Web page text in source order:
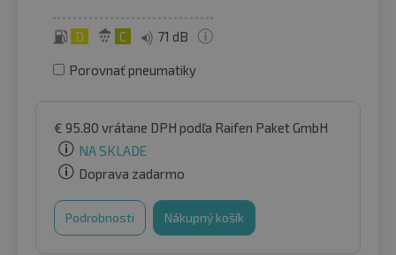
D C 71 dB
Porovnať pneumatiky
€ 95.80 vrátane DPH podľa Raifen Paket GmbH
NA SKLADE
Doprava zadarmo
Podrobnosti Nákupný košík